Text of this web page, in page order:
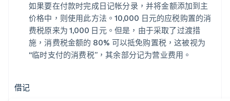
如果要在付款时完成日记帐分录，并将金额添加到主
价格中，则使用此方法。10,000 日元的应税购置的消
费税原来为 1,000 日元。但是，由于采取了过渡措
施，消费税金额的 80% 可以抵免购置税，这被视为
“临时支付的消费税”，其余部分记为营业费用。
借记